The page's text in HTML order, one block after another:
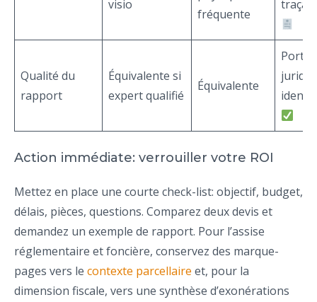
visio
fréquente
Qualité du
rapport
Équivalente si
expert qualifié
Équivalente
Portée
Action immédiate: verrouiller votre ROI
Mettez en place une courte check-list: objectif, budget,
délais, pièces, questions. Comparez deux devis et
demandez un exemple de rapport. Pour l’assise
réglementaire et foncière, conservez des marque-
pages vers le contexte parcellaire et, pour la
dimension fiscale, vers une synthèse d’exonérations